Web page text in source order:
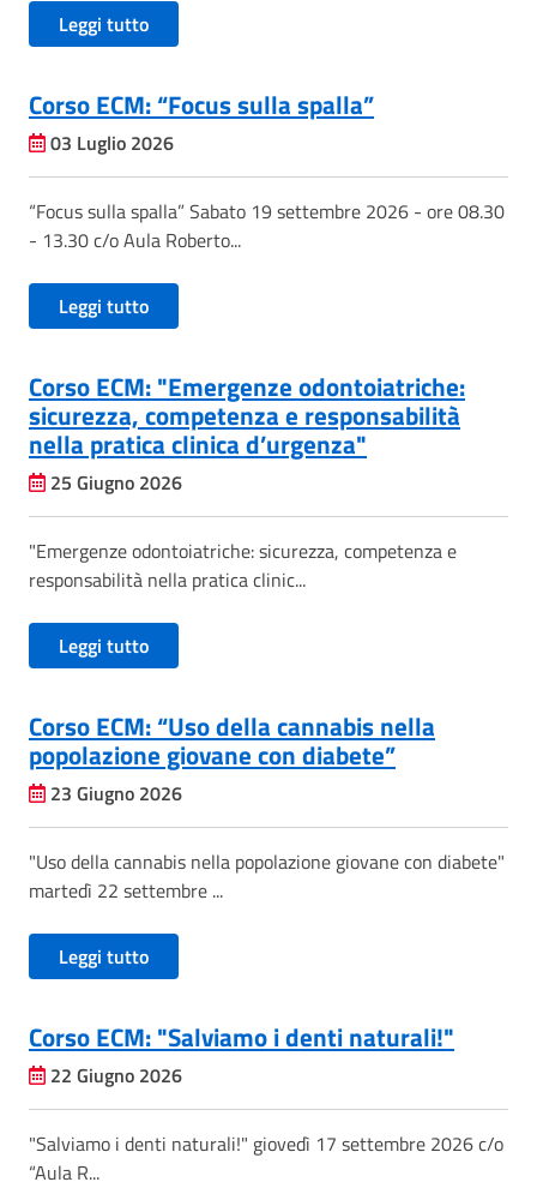
Leggi tutto
Corso ECM: “Focus sulla spalla”
03 Luglio 2026
“Focus sulla spalla” Sabato 19 settembre 2026 - ore 08.30
- 13.30 c/o Aula Roberto...
Leggi tutto
Corso ECM: "Emergenze odontoiatriche:
sicurezza, competenza e responsabilità
nella pratica clinica d’urgenza"
25 Giugno 2026
"Emergenze odontoiatriche: sicurezza, competenza e
responsabilità nella pratica clinic...
Leggi tutto
Corso ECM: “Uso della cannabis nella
popolazione giovane con diabete”
23 Giugno 2026
"Uso della cannabis nella popolazione giovane con diabete"
martedì 22 settembre ...
Leggi tutto
Corso ECM: "Salviamo i denti naturali!"
22 Giugno 2026
"Salviamo i denti naturali!" giovedì 17 settembre 2026 c/o
“Aula R...